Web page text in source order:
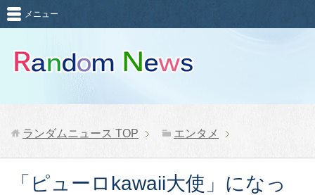
メニュー
ランダムニュース TOP エンタメ
「ピューロkawaii大使」になっ